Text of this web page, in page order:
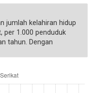
jumlah kelahiran hidup
per 1.000 penduduk
tahun. Dengan
angka kelahiran
migrasi.